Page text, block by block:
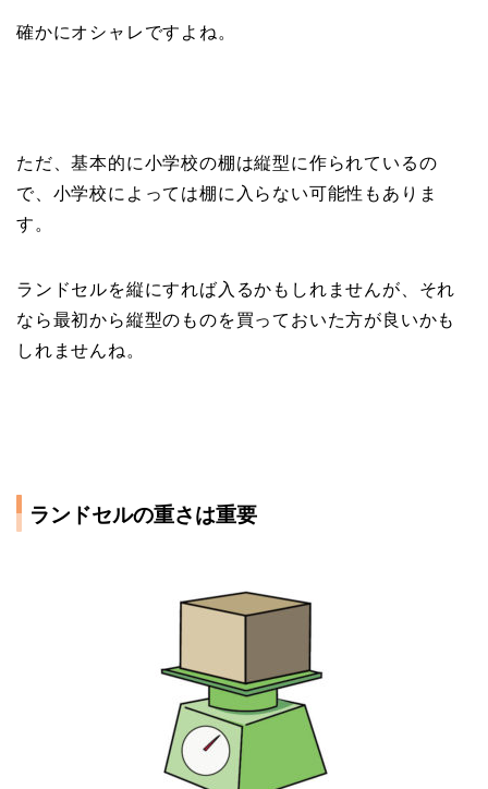
確かにオシャレですよね。
ただ、基本的に小学校の棚は縦型に作られているの
で、小学校によっては棚に入らない可能性もありま
す。
ランドセルを縦にすれば入るかもしれませんが、それ
なら最初から縦型のものを買っておいた方が良いかも
しれませんね。
ランドセルの重さは重要